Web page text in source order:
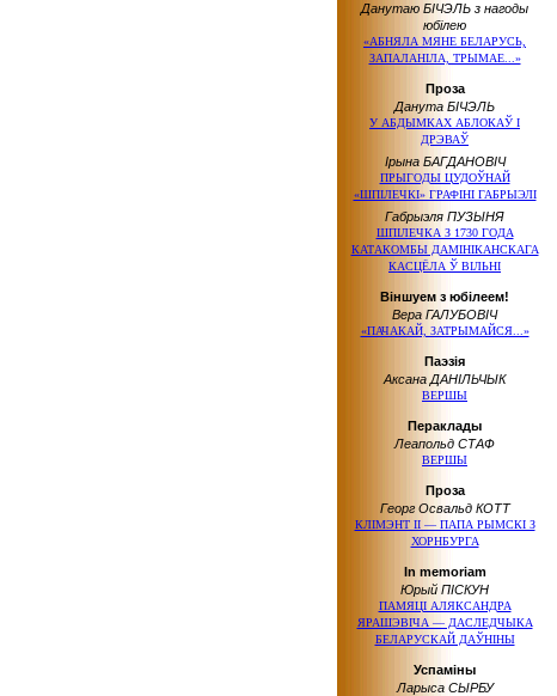
Данутаю БІЧЭЛЬ з нагоды
юбілею
«АБНЯЛА МЯНЕ БЕЛАРУСЬ,
ЗАПАЛАНІЛА, ТРЫМАЕ...»
Проза
Данута БІЧЭЛЬ
У АБДЫМКАХ АБЛОКАЎ І
ДРЭВАЎ
Ірына БАГДАНОВІЧ
ПРЫГОДЫ ЦУДОЎНАЙ
«ШПІЛЕЧКІ» ГРАФІНІ ГАБРЫЭЛІ
Габрыэля ПУЗЫНЯ
ШПІЛЕЧКА З 1730 ГОДА
КАТАКОМБЫ ДАМІНІКАНСКАГА
КАСЦЁЛА Ў ВІЛЬНІ
Віншуем з юбілеем!
Вера ГАЛУБОВІЧ
«ПАЧАКАЙ, ЗАТРЫМАЙСЯ...»
Паэзія
Аксана ДАНІЛЬЧЫК
ВЕРШЫ
Пераклады
Леапольд СТАФ
ВЕРШЫ
Проза
Георг Освальд КОТТ
КЛІМЭНТ ІІ — ПАПА РЫМСКІ З
ХОРНБУРГА
In memoriam
Юрый ПІСКУН
ПАМЯЦІ АЛЯКСАНДРА
ЯРАШЭВІЧА — ДАСЛЕДЧЫКА
БЕЛАРУСКАЙ ДАЎНІНЫ
Успаміны
Ларыса СЫРБУ